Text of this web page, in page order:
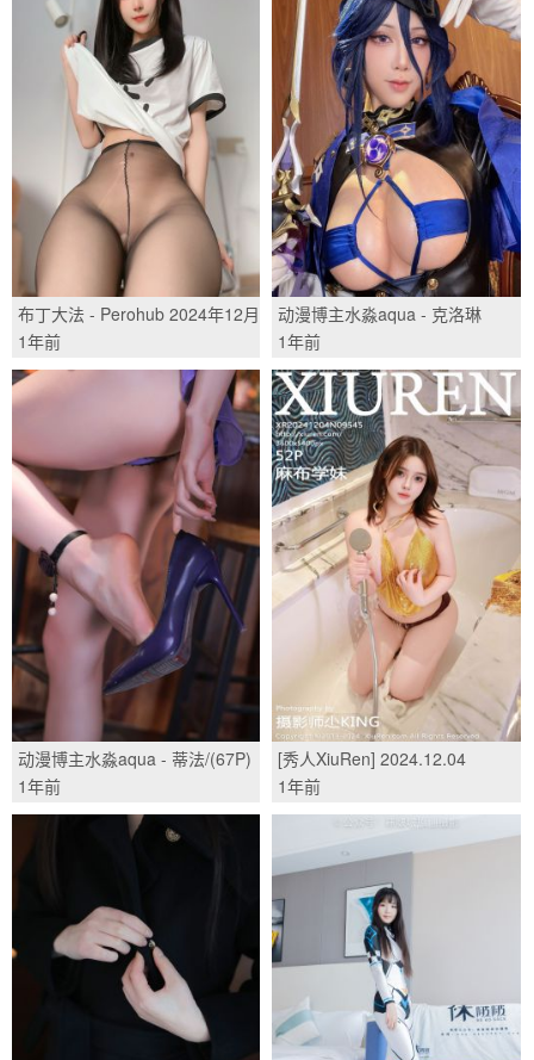
布丁大法 - Perohub 2024年12月
应援团 圣诞礼物/(25P)
1年前
动漫博主水淼aqua - 克洛琳
德/(26P)
1年前
动漫博主水淼aqua - 蒂法/(67P)
1年前
[秀人XiuRen] 2024.12.04
No.9545 麻布学妹/(52P)
1年前